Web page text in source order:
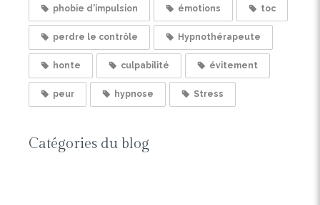
phobie d'impulsion émotions toc
perdre le contrôle Hypnothérapeute
honte culpabilité évitement
peur hypnose Stress
Catégories du blog